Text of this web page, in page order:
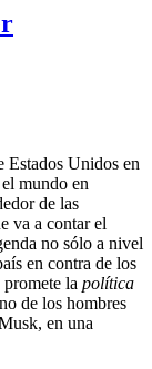
Estados Unidos en
mundo en
de las
va a contar el
no sólo a nivel
en contra de los
la política
de los hombres
en una